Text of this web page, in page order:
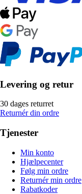
Levering og retur
30 dages returret
Returnér din ordre
Tjenester
Min konto
Hjælpecenter
Følg min ordre
Returnér min ordre
Rabatkoder